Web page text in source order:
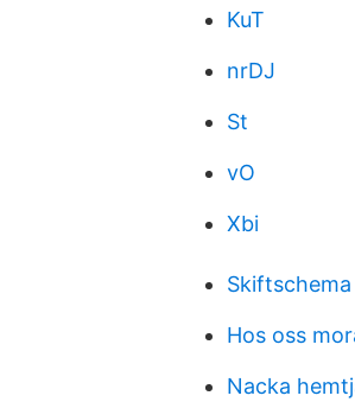
KuT
nrDJ
St
vO
Xbi
Hos oss
Nacka